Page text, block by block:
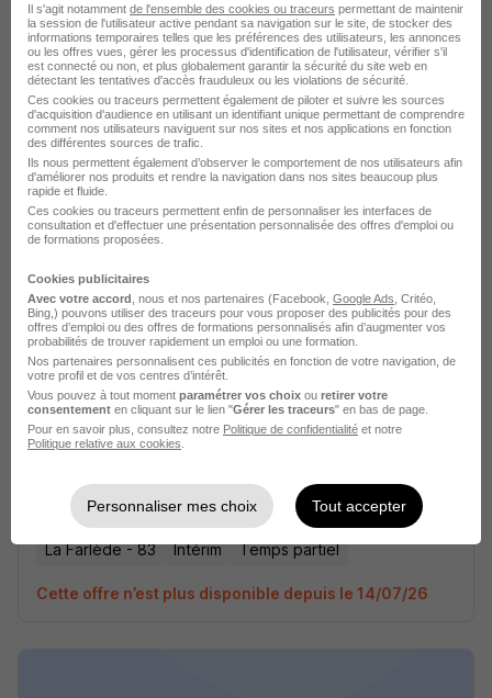
Cette offre n’est plus disponible depuis le 14/07/26
Agent de Maintenance des Bâtiments H/F
Aquila RH
Cette offre n’est plus disponible depuis le 14/07/26
Aquila RH
La Farlède - 83 Intérim Temps partiel
Cette offre n’est plus disponible depuis le 14/07/26
Il s'agit notamment de l'ensemble des cookies ou traceurs permettant de maintenir
la session de l'utilisateur active pendant sa navigation sur le site, de stocker des
informations temporaires telles que les préférences des utilisateurs, les annonces
ou les offres vues, gérer les processus d'identification de l'utilisateur, vérifier s'il
est connecté ou non, et plus globalement garantir la sécurité du site web en
détectant les tentatives d'accès frauduleux ou les violations de sécurité.
Ces cookies ou traceurs permettent également de piloter et suivre les sources
d'acquisition d'audience en utilisant un identifiant unique permettant de comprendre
comment nos utilisateurs naviguent sur nos sites et nos applications en fonction
des différentes sources de trafic.
Ils nous permettent également d’observer le comportement de nos utilisateurs afin
d'améliorer nos produits et rendre la navigation dans nos sites beaucoup plus
rapide et fluide.
Ces cookies ou traceurs permettent enfin de personnaliser les interfaces de
consultation et d'effectuer une présentation personnalisée des offres d'emploi ou
de formations proposées.
Cookies publicitaires
Avec votre accord , nous et nos partenaires (Facebook, Google Ads , Critéo,
Bing,) pouvons utiliser des traceurs pour vous proposer des publicités pour des
offres d’emploi ou des offres de formations personnalisés afin d’augmenter vos
probabilités de trouver rapidement un emploi ou une formation.
Nos partenaires personnalisent ces publicités en fonction de votre navigation, de
votre profil et de vos centres d’intérêt.
Vous pouvez à tout moment paramétrer vos choix ou retirer votre
consentement en cliquant sur le lien "Gérer les traceurs" en bas de page.
Pour en savoir plus, consultez notre Politique de confidentialité et notre
Politique relative aux cookies
Personnaliser mes choix Tout accepter